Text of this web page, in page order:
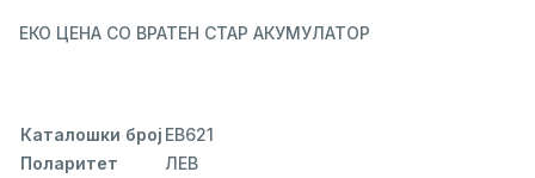
ЕКО ЦЕНА СО ВРАТЕН СТАР АКУМУЛАТОР
Каталошки број EB621
Поларитет
ЛЕВ